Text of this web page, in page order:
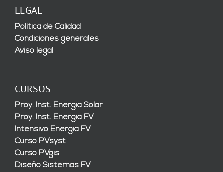
LEGAL
Política de Calidad
Condiciones generales
Aviso legal
CURSOS
Proy. Inst. Energía Solar
Proy. Inst. Energía FV
Intensivo Energía FV
Curso PVsyst
Curso PVgis
Diseño Sistemas FV